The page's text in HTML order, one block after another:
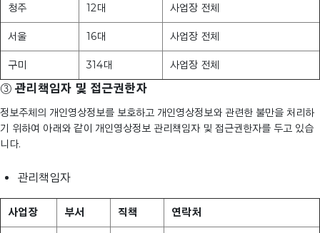
청주 12대 사업장 전체
서울 16대 사업장 전체
구미 314대 사업장 전체
③ 관리책임자 및 접근권한자
정보주체의 개인영상정보를 보호하고 개인영상정보와 관련한 불만을 처리하
기 위하여 아래와 같이 개인영상정보 관리책임자 및 접근권한자를 두고 있습
니다.
관리책임자
사업장 부서 직책 연락처